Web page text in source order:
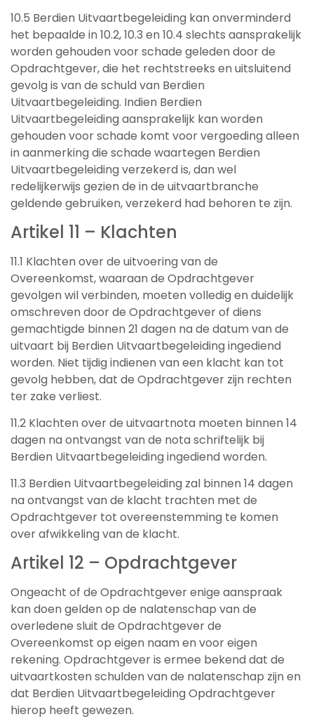
10.5 Berdien Uitvaartbegeleiding kan onverminderd
het bepaalde in 10.2, 10.3 en 10.4 slechts aansprakelijk
worden gehouden voor schade geleden door de
Opdrachtgever, die het rechtstreeks en uitsluitend
gevolg is van de schuld van Berdien
Uitvaartbegeleiding. Indien Berdien
Uitvaartbegeleiding aansprakelijk kan worden
gehouden voor schade komt voor vergoeding alleen
in aanmerking die schade waartegen Berdien
Uitvaartbegeleiding verzekerd is, dan wel
redelijkerwijs gezien de in de uitvaartbranche
geldende gebruiken, verzekerd had behoren te zijn.
Artikel 11 – Klachten
11.1 Klachten over de uitvoering van de
Overeenkomst, waaraan de Opdrachtgever
gevolgen wil verbinden, moeten volledig en duidelijk
omschreven door de Opdrachtgever of diens
gemachtigde binnen 21 dagen na de datum van de
uitvaart bij Berdien Uitvaartbegeleiding ingediend
worden. Niet tijdig indienen van een klacht kan tot
gevolg hebben, dat de Opdrachtgever zijn rechten
ter zake verliest.
11.2 Klachten over de uitvaartnota moeten binnen 14
dagen na ontvangst van de nota schriftelijk bij
Berdien Uitvaartbegeleiding ingediend worden.
11.3 Berdien Uitvaartbegeleiding zal binnen 14 dagen
na ontvangst van de klacht trachten met de
Opdrachtgever tot overeenstemming te komen
over afwikkeling van de klacht.
Artikel 12 – Opdrachtgever
Ongeacht of de Opdrachtgever enige aanspraak
kan doen gelden op de nalatenschap van de
overledene sluit de Opdrachtgever de
Overeenkomst op eigen naam en voor eigen
rekening. Opdrachtgever is ermee bekend dat de
uitvaartkosten schulden van de nalatenschap zijn en
dat Berdien Uitvaartbegeleiding Opdrachtgever
hierop heeft gewezen.